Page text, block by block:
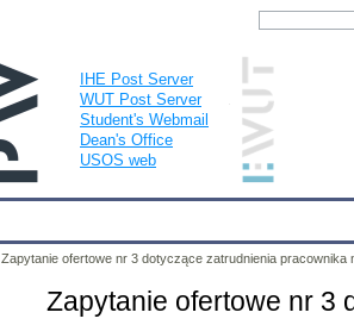
IHE Post Server
WUT Post Server
Student's Webmail
Dean's Office
USOS web
Zapytanie ofertowe nr 3 dotyczące zatrudnienia pracownika
Zapytanie ofertowe nr 3